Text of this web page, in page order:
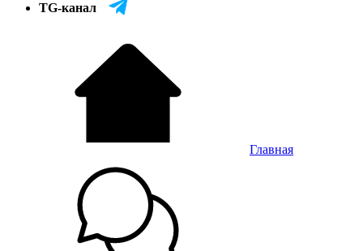
TG-канал
Главная